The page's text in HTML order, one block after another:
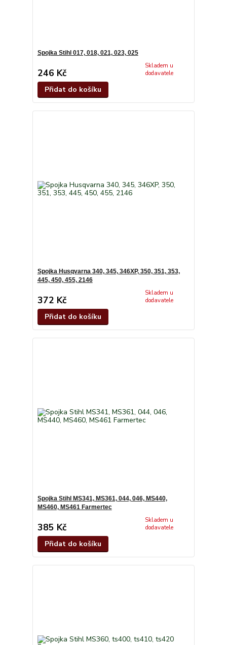
Spojka Stihl 017, 018, 021, 023, 025
246 Kč
Skladem u
dodavatele
Přidat do košíku
Spojka Husqvarna 340, 345, 346XP, 350, 351, 353,
445, 450, 455, 2146
372 Kč
Skladem u
dodavatele
Přidat do košíku
Spojka Stihl MS341, MS361, 044, 046, MS440,
MS460, MS461 Farmertec
385 Kč
Skladem u
dodavatele
Přidat do košíku